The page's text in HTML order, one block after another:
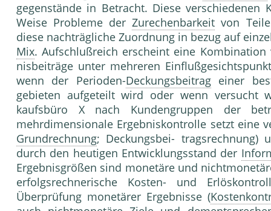
gegenstände in Betracht. Diese
Weise Probleme derZurechenbarkeit von
diese nachträgliche Zuordnung in be­zug auf
Mix. Aufschlußreich erscheint eine
nisbeiträge unter mehreren
wenn der Perioden-Deckungsbeitrageiner
gebieten aufgeteilt wird oder wenn versucht
kaufsbüro X nach Kundengruppen der
mehrdimensionale Ergebniskontrolle setzt eine
Grundrechnung; Deckungsbei- tragsrechnung)
durch den heutigen Entwick­lungsstand der
Ergebnisgrößen sind mone­täre und
erfolgsrechnerische Kosten- und
Überprüfung monetärer Er­gebnisse (